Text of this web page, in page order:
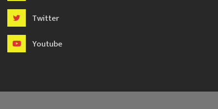
Twitter
Youtube